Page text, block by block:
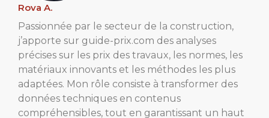
Rova A.
Passionnée par le secteur de la construction,
j’apporte sur guide-prix.com des analyses
précises sur les prix des travaux, les normes, les
matériaux innovants et les méthodes les plus
adaptées. Mon rôle consiste à transformer des
données techniques en contenus
compréhensibles, tout en garantissant un haut